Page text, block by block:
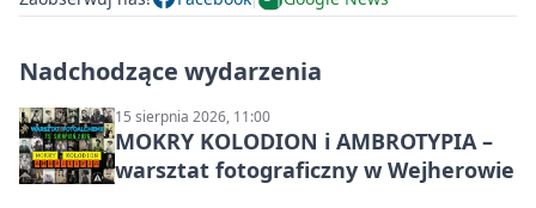
Nadchodzące wydarzenia
15 sierpnia 2026, 11:00
MOKRY KOLODION i AMBROTYPIA –
warsztat fotograficzny w Wejherowie